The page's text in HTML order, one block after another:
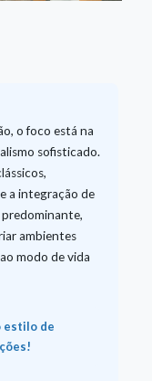
o foco está na
sofisticado.
a integração de
predominante,
ambientes
modo de vida
estilo de